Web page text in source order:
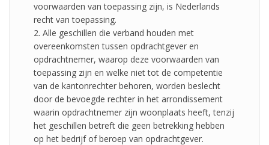
voorwaarden van toepassing zijn, is Nederlands
recht van toepassing.
2. Alle geschillen die verband houden met
overeenkomsten tussen opdrachtgever en
opdrachtnemer, waarop deze voorwaarden van
toepassing zijn en welke niet tot de competentie
van de kantonrechter behoren, worden beslecht
door de bevoegde rechter in het arrondissement
waarin opdrachtnemer zijn woonplaats heeft, tenzij
het geschillen betreft die geen betrekking hebben
op het bedrijf of beroep van opdrachtgever.